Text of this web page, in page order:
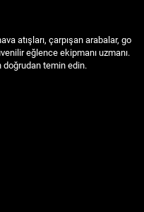
atışları, çarpışan arabalar, go
eğlence ekipmanı uzmanı.
temin edin.